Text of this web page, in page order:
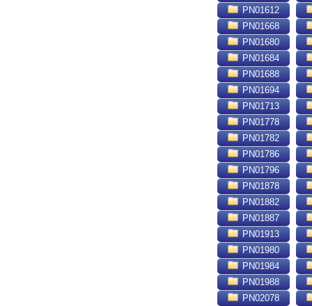
PN01612
PN01668
PN01680
PN01684
PN01688
PN01694
PN01713
PN01778
PN01782
PN01786
PN01796
PN01878
PN01882
PN01887
PN01913
PN01980
PN01984
PN01988
PN02078